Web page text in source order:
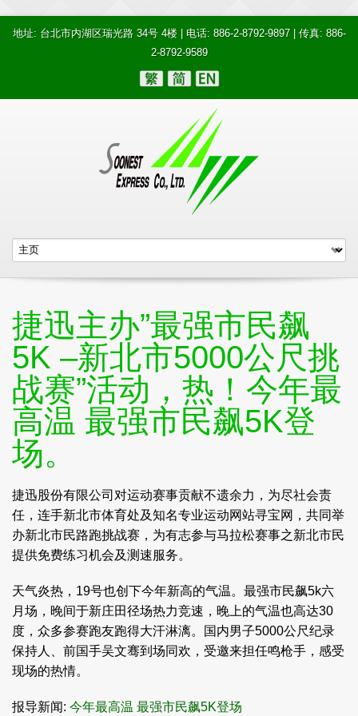
地址: 台北市内湖区瑞光路 34号 4楼 | 电话: 886-2-8792-9897 | 传真: 886-
2-8792-9589
捷迅主办”最强市民飙
5K –新北市5000公尺挑
战赛”活动，热！今年最
高温 最强市民飙5K登
场。
捷迅股份有限公司对运动赛事贡献不遗余力，为尽社会责
任，连手新北市体育处及知名专业运动网站寻宝网，共同举
办新北市民路跑挑战赛，为有志参与马拉松赛事之新北市民
提供免费练习机会及测速服务。
天气炎热，19号也创下今年新高的气温。最强市民飙5k六
月场，晚间于新庄田径场热力竞速，晚上的气温也高达30
度，众多参赛跑友跑得大汗淋漓。国内男子5000公尺纪录
保持人、前国手吴文骞到场同欢，受邀来担任鸣枪手，感受
现场的热情。
报导新闻: 今年最高温 最强市民飙5K登场